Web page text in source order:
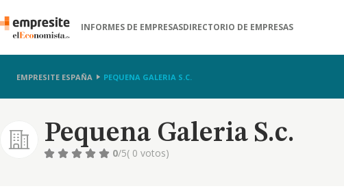
INFORMES DE EMPRESASDIRECTORIO DE EMPRESAS
EMPRESITE ESPAÑA PEQUENA GALERIA S.C.
Pequena Galeria S.c.
0/5( 0 votos)